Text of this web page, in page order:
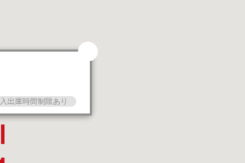
入出庫時間制限あり